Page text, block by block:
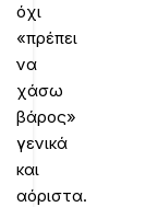
όχι
«πρέπει
να
χάσω
βάρος»
γενικά
και
αόριστα.